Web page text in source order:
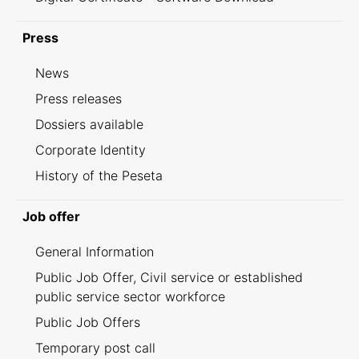
Press
News
Press releases
Dossiers available
Corporate Identity
History of the Peseta
Job offer
General Information
Public Job Offer, Civil service or established
public service sector workforce
Public Job Offers
Temporary post call